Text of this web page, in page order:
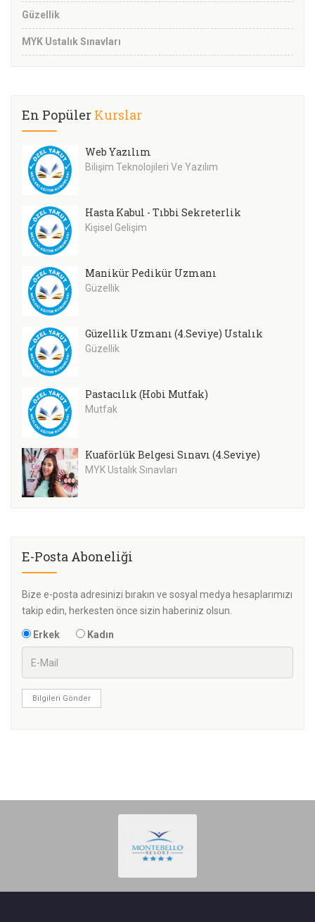
Güzellik
MYK Ustalık Sınavları
En Popüler Kurslar
Web Yazılım
Bilişim Teknolojileri Ve Yazılım
Hasta Kabul - Tıbbi Sekreterlik
Kişisel Gelişim
Manikür Pedikür Uzmanı
Güzellik
Güzellik Uzmanı (4.Seviye) Ustalık
Güzellik
Pastacılık (Hobi Mutfak)
Mutfak
Kuaförlük Belgesi Sınavı (4.Seviye)
MYK Ustalık Sınavları
E-Posta Aboneliği
Bize e-posta adresinizi bırakın ve sosyal medya hesaplarımızı
takip edin, herkesten önce sizin haberiniz olsun.
Erkek Kadın
Bilgileri Gönder